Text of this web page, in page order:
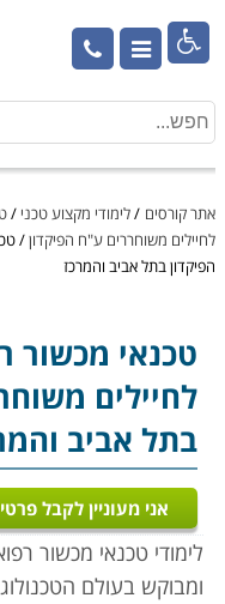

אתר קורסים /לימודי מקצוע טכני /
לחיילים משוחררים ע"ח הפיקדון/
הפיקדון בתל אביב והמרכז
טכנאי מכשור
לחיילים
בתל אביב
אני מעוניין לקבל
לימודי טכנאי מכשור
ומבוקש בעולם